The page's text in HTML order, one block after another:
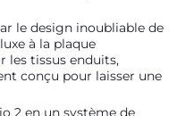
le design inoubliable de
à la plaque
les tissus enduits,
conçu pour laisser une
2 en un système de